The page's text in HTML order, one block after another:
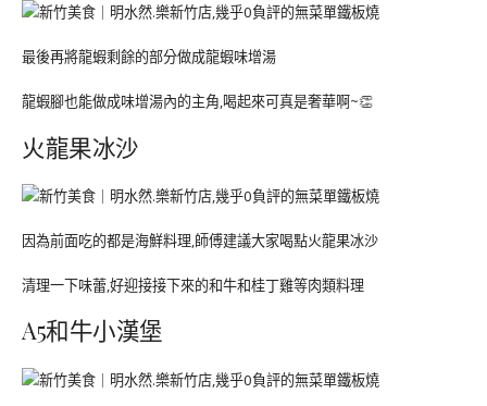
最後再將龍蝦剩餘的部分做成龍蝦味增湯
龍蝦腳也能做成味增湯內的主角,喝起來可真是奢華啊~👏
火龍果冰沙
因為前面吃的都是海鮮料理,師傅建議大家喝點火龍果冰沙
清理一下味蕾,好迎接接下來的和牛和桂丁雞等肉類料理
A5和牛小漢堡